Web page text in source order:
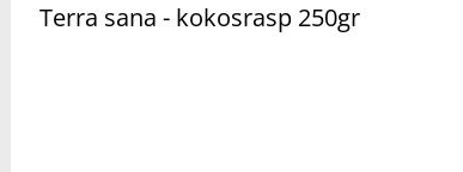
Terra sana - kokosrasp 250gr